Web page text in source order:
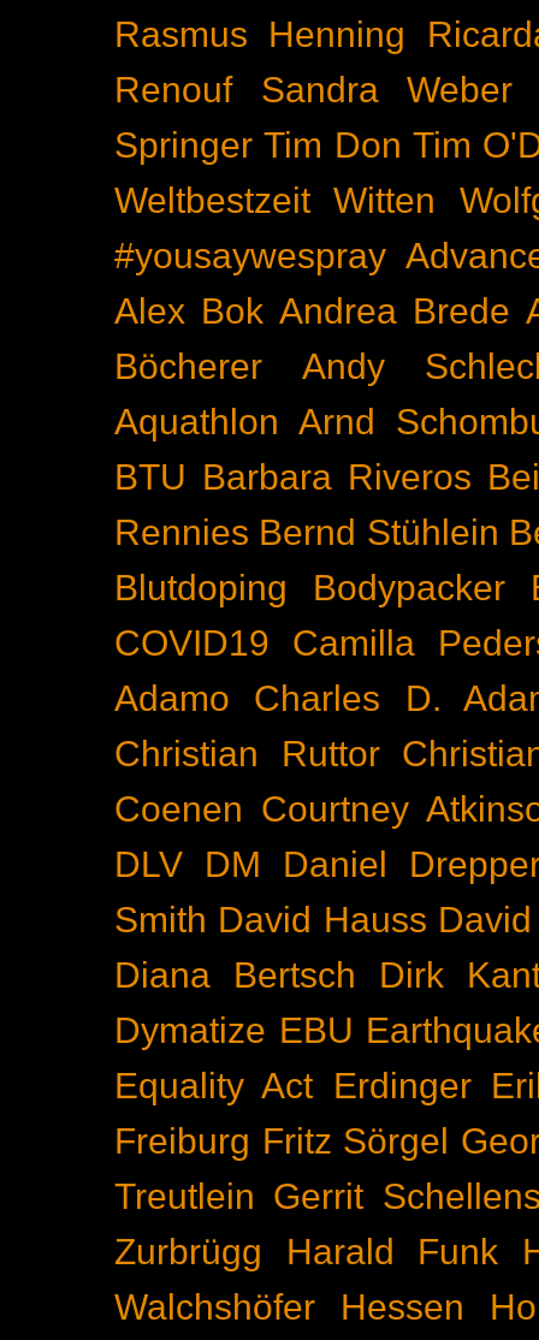
Rasmus Henning
Renouf
Sandra Weber
Springer Tim Don Tim
Weltbestzeit Witten
#yousaywespray
Alex Bok Andrea Brede
Böcherer
Andy
Aquathlon Arnd
BTU Barbara Riveros
Rennies Bernd Stühlein
Blutdoping
Bodypacker
COVID19
Camilla
Adamo
Charles D.
Christian Ruttor
Coenen Courtney
DLV
DM
Daniel
Smith David Hauss
Diana Bertsch
Dirk
Dymatize EBU
Equality Act Erdinger
Freiburg Fritz Sörgel
Treutlein Gerrit
Zurbrügg
Harald Funk
Walchshöfer
Hessen